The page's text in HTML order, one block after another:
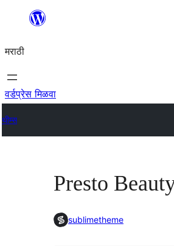
सामुग्रीवर
मराठी
वर्डप्रेस मिळवा
थीम्स
Presto
sublimetheme